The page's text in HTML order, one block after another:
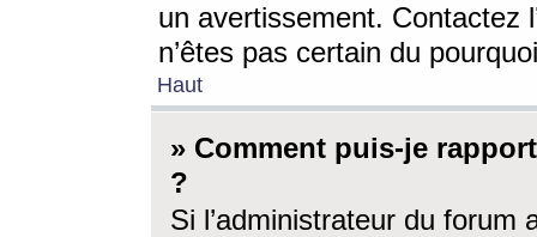
un avertissement. Contactez
n’êtes pas certain du
Haut
» Comment puis-je
?
Si l’administrateur du forum